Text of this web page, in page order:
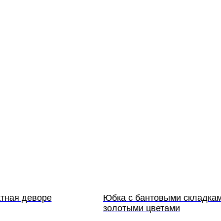
деворе
Юбка с бантовыми
золотыми цветами